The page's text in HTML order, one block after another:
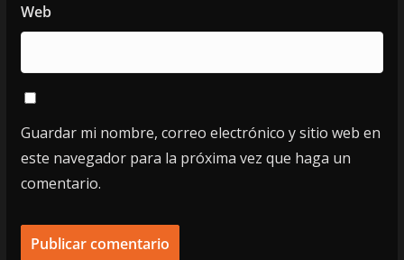
Web
Guardar mi nombre, correo electrónico y sitio web en
este navegador para la próxima vez que haga un
comentario.